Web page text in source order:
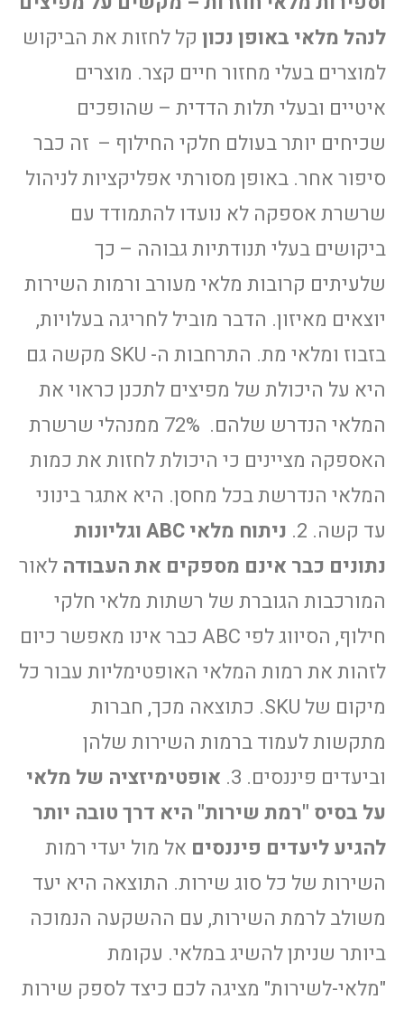
לנהל מלאי באופן נכון קל לחזות את הביקוש
למוצרים בעלי מחזור חיים קצר. מוצרים
איטיים ובעלי תלות הדדית – שהופכים
שכיחים יותר בעולם חלקי החילוף – זה כבר
סיפור אחר. באופן מסורתי אפליקציות לניהול
שרשרת אספקה לא נועדו להתמודד עם
ביקושים בעלי תנודתיות גבוהה – כך
שלעיתים קרובות מלאי מעורב ורמות השירות
יוצאים מאיזון. הדבר מוביל לחריגה בעלויות,
בזבוז ומלאי מת. התרחבות ה- SKU מקשה גם
היא על היכולת של מפיצים לתכנן כראוי את
המלאי הנדרש שלהם. 72% ממנהלי שרשרת
האספקה מציינים כי היכולת לחזות את כמות
המלאי הנדרשת בכל מחסן. היא אתגר בינוני
עד קשה. 2.
ניתוח מלאי ABC וגליונות
נתונים כבר אינם מספקים את העבודה לאור
המורכבות הגוברת של רשתות מלאי חלקי
חילוף, הסיווג לפי ABC כבר אינו מאפשר כיום
לזהות את רמות המלאי האופטימליות עבור כל
מיקום של SKU. כתוצאה מכך, חברות
מתקשות לעמוד ברמות השירות שלהן
וביעדים פיננסים. 3.
אופטימיזציה של מלאי
על בסיס "רמת שירות" היא דרך טובה יותר
להגיע ליעדים פיננסים אל מול יעדי רמות
השירות של כל סוג שירות. התוצאה היא יעד
משולב לרמת השירות, עם ההשקעה הנמוכה
ביותר שניתן להשיג במלאי. עקומת
"מלאי-לשירות" מציגה לכם כיצד לספק שירות